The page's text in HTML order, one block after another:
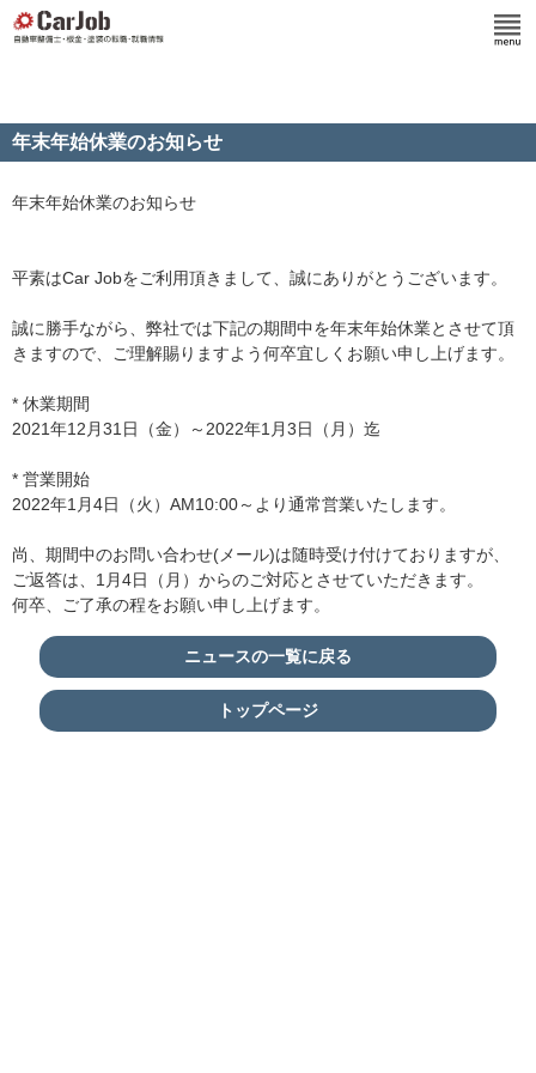
年末年始休業のお知らせ
年末年始休業のお知らせ
平素はCar Jobをご利用頂きまして、誠にありがとうございます。
誠に勝手ながら、弊社では下記の期間中を年末年始休業とさせて頂
きますので、ご理解賜りますよう何卒宜しくお願い申し上げます。
* 休業期間
2021年12月31日（金）～2022年1月3日（月）迄
* 営業開始
2022年1月4日（火）AM10:00～より通常営業いたします。
尚、期間中のお問い合わせ(メール)は随時受け付けておりますが、
ご返答は、1月4日（月）からのご対応とさせていただきます。
何卒、ご了承の程をお願い申し上げます。
ニュースの一覧に戻る
トップページ